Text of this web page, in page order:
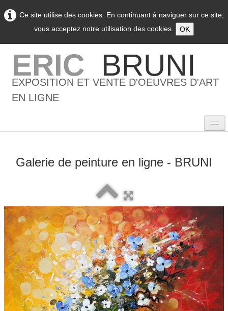
Ce site utilise des cookies. En continuant à naviguer sur ce site,
vous acceptez notre utilisation des cookies.
OK
ERIC BRUNI
EXPOSITION ET VENTE D'OEUVRES D'ART
EN LIGNE
0
L'artiste
Galeries▼
Vente▼
Boutique
Contact
Galerie de peinture en ligne - BRUNI